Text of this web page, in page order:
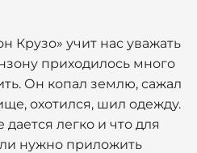
Крузо» учит нас уважать
приходилось много
Он копал землю, сажал
охотился, шил одежду.
легко и что для
нужно приложить